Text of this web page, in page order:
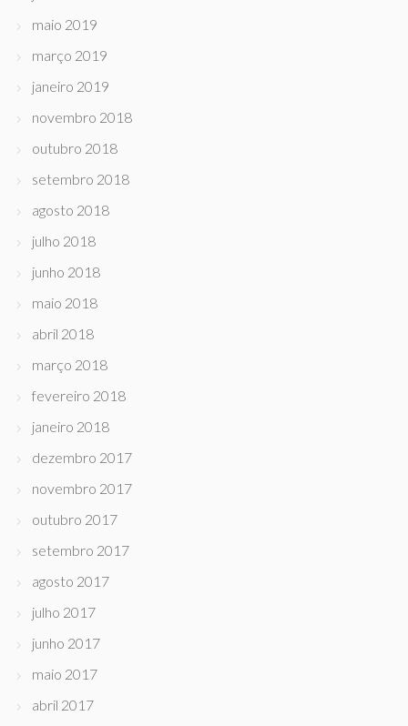
maio 2019
março 2019
janeiro 2019
novembro 2018
outubro 2018
setembro 2018
agosto 2018
julho 2018
junho 2018
maio 2018
abril 2018
março 2018
fevereiro 2018
janeiro 2018
dezembro 2017
novembro 2017
outubro 2017
setembro 2017
agosto 2017
julho 2017
junho 2017
maio 2017
abril 2017